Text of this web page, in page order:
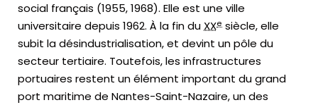
social français (1955, 1968). Elle est une ville
universitaire depuis 1962. À la fin du XXe siècle, elle
subit la désindustrialisation, et devint un pôle du
secteur tertiaire. Toutefois, les infrastructures
portuaires restent un élément important du grand
port maritime de Nantes-Saint-Nazaire, un des